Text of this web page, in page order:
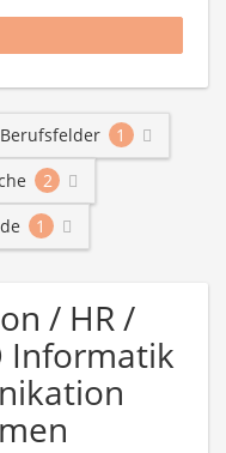
1
2
1
/ HR /
Informatik